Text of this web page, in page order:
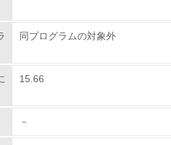
用量の把握をし、具体的な削減目標
環境配慮型製品・サービスの
同プログラムの対象外
15.66
－